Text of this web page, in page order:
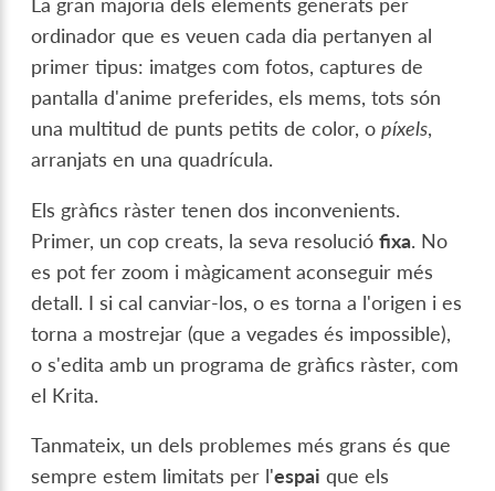
La gran majoria dels elements generats per
ordinador que es veuen cada dia pertanyen al
primer tipus: imatges com fotos, captures de
pantalla d'anime preferides, els mems, tots són
una multitud de punts petits de color, opíxels,
arranjats en una quadrícula.
Els gràfics ràster tenen dos inconvenients.
Primer, un cop creats, la seva resoluciófixa. No
es pot fer zoom i màgicament aconseguir més
detall. I si cal canviar-los, o es torna a l'origen i es
torna a mostrejar (que a vegades és impossible),
o s'edita amb un programa de gràfics ràster, com
el Krita.
Tanmateix, un dels problemes més grans és que
sempre estem limitats per l'espai que els